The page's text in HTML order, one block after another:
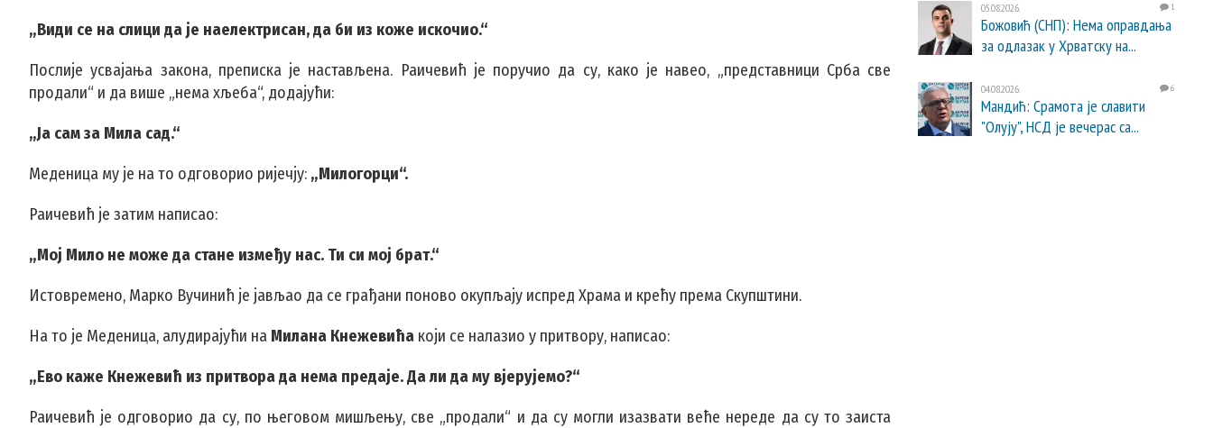
„Види се на слици да је наелектрисан, да би из коже искочио.“
Послије усвајања закона, преписка је настављена. Раичевић је поручио да су, како је навео, „представници Срба све
продали“ и да више „нема хљеба“, додајући:
„Ја сам за Мила сад.“
Меденица му је на то одговорио ријечју: „Милогорци“.
Раичевић је затим написао:
„Мој Мило не може да стане између нас. Ти си мој брат.“
Истовремено, Марко Вучинић је јављао да се грађани поново окупљају испред Храма и крећу према Скупштини.
На то је Меденица, алудирајући на Милана Кнежевића који се налазио у притвору, написао:
„Ево каже Кнежевић из притвора да нема предаје. Да ли да му вјерујемо?“
Раичевић је одговорио да су, по његовом мишљењу, све „продали“ и да су могли изазвати веће нереде да су то заиста
05.08.2026. 1
Божовић (СНП): Нема оправдања
за одлазак у Хрватску на...
04.08.2026. 6
Мандић: Срамота је славити
"Олују", НСД је вечерас са...